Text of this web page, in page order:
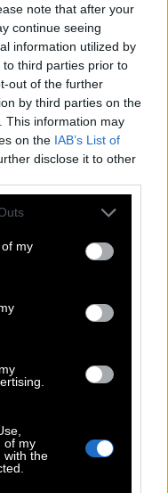
note that after your
continue seeing
information utilized by
third parties prior to
out of the further
by third parties on the
This information may
on the IAB’s List of
disclose it to other
one or more Google
You may click to
its third-party tags to
in below Google
my
of my
with the
και στην άψογη
Μαυρίδου),
την αγωνία της
ωρίμανση μιας
εις πέρας
ρόλο . Η
θαρρείς πως δε
βρίσκεται σε
περιλαμβάνει
Γιώργο
cameos
εμφανίσεις, όπως
από τη